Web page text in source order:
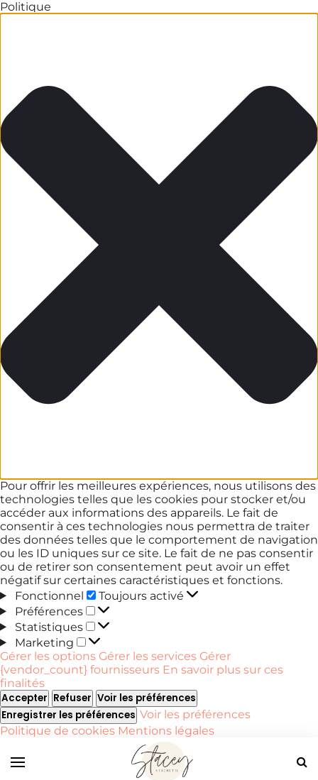
Politique
Pour offrir les meilleures expériences, nous utilisons des
technologies telles que les cookies pour stocker et/ou
accéder aux informations des appareils. Le fait de
consentir à ces technologies nous permettra de traiter
des données telles que le comportement de navigation
ou les ID uniques sur ce site. Le fait de ne pas consentir
ou de retirer son consentement peut avoir un effet
négatif sur certaines caractéristiques et fonctions.
Fonctionnel
Fonctionnel
Toujours activé
Préférences
Préférences
Statistiques
Statistiques
Marketing
Marketing
Gérer les options Gérer les services Gérer
{vendor_count} fournisseurs En savoir plus sur ces
finalités
Accepter Refuser Voir les préférences
Enregistrer les préférences Voir les préférences
Politique de cookies Mentions légales